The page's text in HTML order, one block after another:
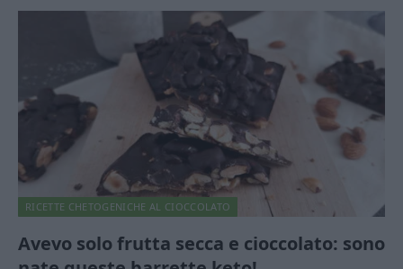
RICETTE CHETOGENICHE AL CIOCCOLATO
Avevo solo frutta secca e cioccolato: sono